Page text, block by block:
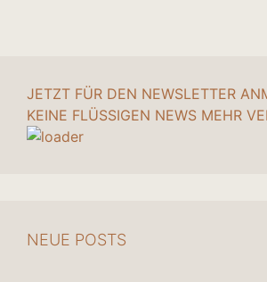
JETZT FÜR DEN NEWSLETTER
KEINE FLÜSSIGEN NEWS MEHR
NEUE POSTS